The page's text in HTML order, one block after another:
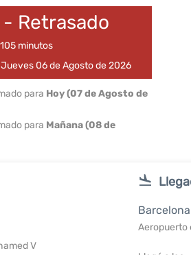
Retrasado
minutos
06 de Agosto de 2026
para Hoy (07 de Agosto de
para Mañana (08 de
V
Aeropuerto